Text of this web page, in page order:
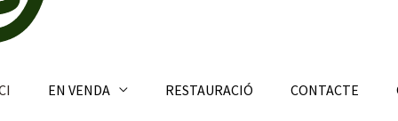
EN VENDA RESTAURACIÓ CONTACTE